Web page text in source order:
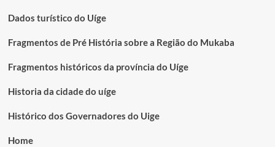
Dados turístico do Uíge
Fragmentos de Pré História sobre a Região do Mukaba
Fragmentos históricos da província do Uíge
Historia da cidade do uíge
Histórico dos Governadores do Uige
Home